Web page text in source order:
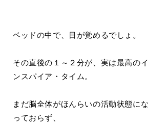
ベッドの中で、目が覚めるでしょ。
その直後の１～２分が、実は最高のイ
ンスパイア・タイム。
まだ脳全体がほんらいの活動状態にな
っておらず、